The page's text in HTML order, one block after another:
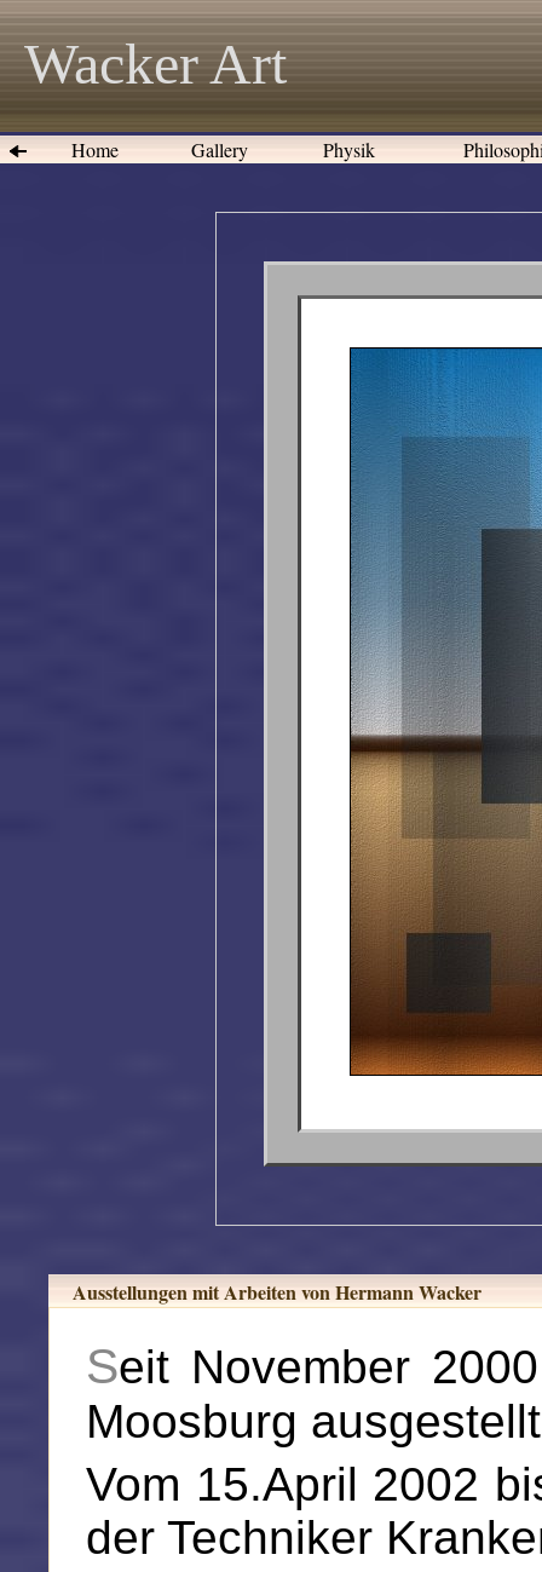
Wacker Art
Home Gallery Physik
Ausstellungen mit Arbeiten von Hermann Wacker
Seit November 2000 wurden einzelne Bilder im Jazz-Club Hirsch in
Moosburg
Vom 15.April 2002
der Techniker